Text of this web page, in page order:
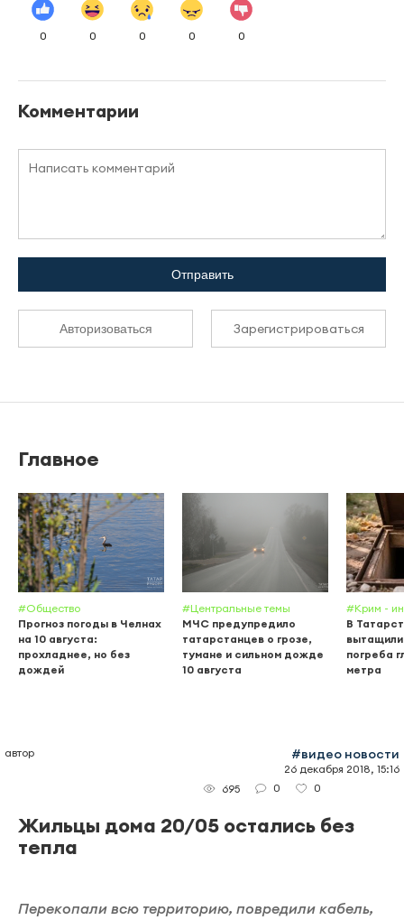
0 0 0 0 0
Комментарии
Отправить
Авторизоваться Зарегистрироваться
Главное
#Общество
Прогноз погоды в Челнах
на 10 августа:
прохладнее, но без
дождей
#Центральные темы
МЧС предупредило
татарстанцев о грозе,
тумане и сильном дожде
10 августа
#Крим -
В
погреба
метра
автор #видео новости
26 декабря 2018, 15:16
695
0 0
Жильцы дома 20/05 остались без
тепла
Перекопали всю территорию, повредили кабель,